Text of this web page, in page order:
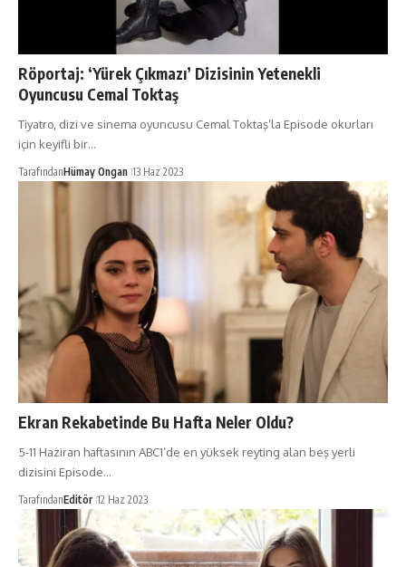
Röportaj: ‘Yürek Çıkmazı’ Dizisinin Yetenekli
Oyuncusu Cemal Toktaş
Tiyatro, dizi ve sinema oyuncusu Cemal Toktaş’la Episode okurları
için keyifli bir…
TarafındanHümay Ongan 13 Haz 2023
Ekran Rekabetinde Bu Hafta Neler Oldu?
5-11 Haziran haftasının ABC1’de en yüksek reyting alan beş yerli
dizisini Episode…
TarafındanEditör 12 Haz 2023